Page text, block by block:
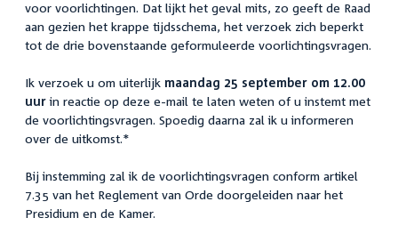
voor voorlichtingen. Dat lijkt het geval mits, zo geeft de Raad
aan gezien het krappe tijdsschema, het verzoek zich beperkt
tot de drie bovenstaande geformuleerde voorlichtingsvragen.
Ik verzoek u om uiterlijk maandag 25 september om 12.00
uurin reactie op deze e-mail te laten weten of u instemt met
de voorlichtingsvragen. Spoedig daarna zal ik u informeren
over de uitkomst.*
Bij instemming zal ik de voorlichtingsvragen conform artikel
7.35 van het Reglement van Orde doorgeleiden naar het
Presidium en de Kamer.